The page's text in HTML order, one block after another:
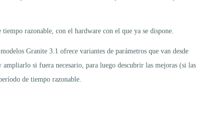
razonable, con el hardware con el que ya se dispone.
Granite 3.1 ofrece variantes de parámetros que van desde
si fuera necesario, para luego descubrir las mejoras (si las
de tiempo razonable.